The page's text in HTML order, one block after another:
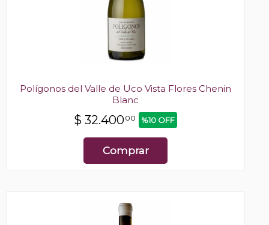
Polígonos del Valle de Uco Vista Flores Chenin
Blanc
$ 32.40000 %10 OFF
Comprar